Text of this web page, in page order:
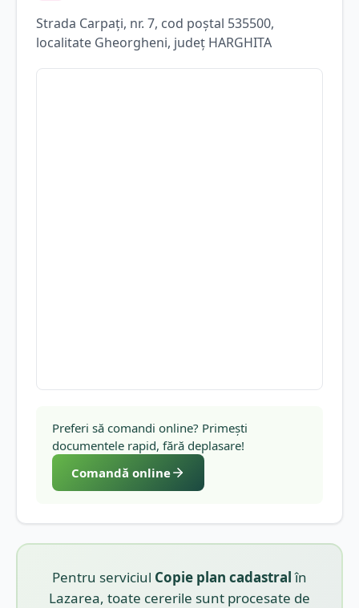
Strada Carpați, nr. 7, cod poștal 535500,
localitate Gheorgheni, județ HARGHITA
Preferi să comandi online? Primești
documentele rapid, fără deplasare!
Comandă online
Pentru serviciul Copie plan cadastralîn
Lazarea, toate cererile sunt procesate de